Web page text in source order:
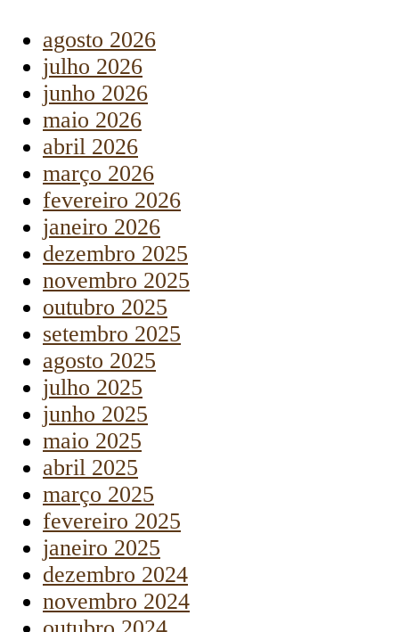
agosto 2026
julho 2026
junho 2026
maio 2026
abril 2026
março 2026
fevereiro 2026
janeiro 2026
dezembro 2025
novembro 2025
outubro 2025
setembro 2025
agosto 2025
julho 2025
junho 2025
maio 2025
abril 2025
março 2025
fevereiro 2025
janeiro 2025
dezembro 2024
novembro 2024